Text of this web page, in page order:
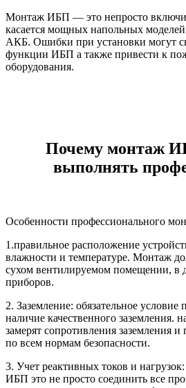
Монтаж ИБП — это непросто
касается мощных напольных
АКБ. Ошибки при установки могут
функции ИБП а также привести к
оборудования.
Почему монтаж
выполнять
Особенности профессионального
1.правильное расположение
влажности и температуре. Монтаж
сухом вентилируемом помещении, в
приборов.
2. Заземление: обязательное
наличие качественного заземления.
замерят сопротивления заземления
по всем нормам безопасности.
3. Учет реактивных токов и
ИБП это не просто соединить все